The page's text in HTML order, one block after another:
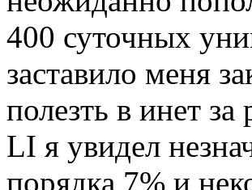
400 суточных
заставило меня
полезть в инет
LI я увидел
порядка 7% и